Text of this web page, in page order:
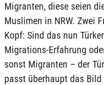
Migranten, diese seien
Muslimen in NRW. Zwei
Kopf: Sind das nun
Migrations-Erfahrung
sonst Migranten – der
passt überhaupt das